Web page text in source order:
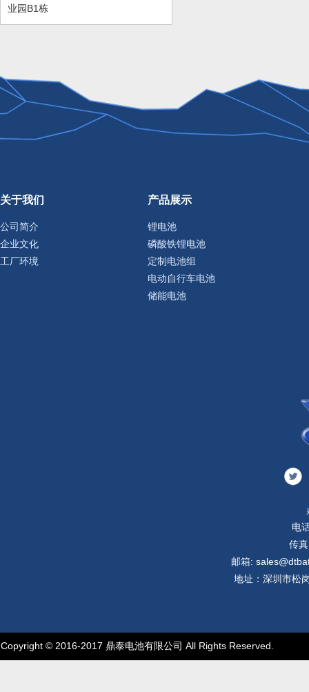
业园B1栋
关于我们
公司简介
企业文化
工厂环境
产品展示
锂电池
磷酸铁锂电池
定制电池组
电动自行车电池
储能电池
电
传
邮箱:
地址：深圳市松
Copyright © 2016-2017 鼎泰电池有限公司 All Rights Reserved.